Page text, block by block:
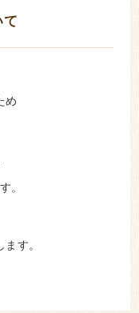
め
。
す。